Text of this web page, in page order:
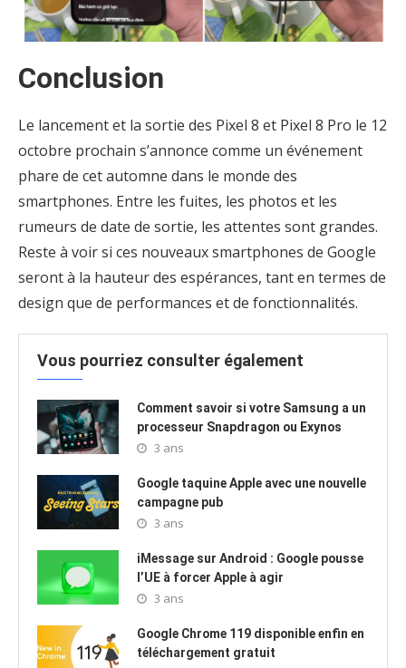
Conclusion
Le lancement et la sortie des Pixel 8 et Pixel 8 Pro le 12
octobre prochain s’annonce comme un événement
phare de cet automne dans le monde des
smartphones. Entre les fuites, les photos et les
rumeurs de date de sortie, les attentes sont grandes.
Reste à voir si ces nouveaux smartphones de Google
seront à la hauteur des espérances, tant en termes de
design que de performances et de fonctionnalités.
Vous pourriez consulter également
Comment savoir si votre Samsung a un
processeur Snapdragon ou Exynos
3 ans
Google taquine Apple avec une nouvelle
campagne pub
3 ans
iMessage sur Android : Google pousse
l’UE à forcer Apple à agir
3 ans
Google Chrome 119 disponible enfin en
téléchargement gratuit